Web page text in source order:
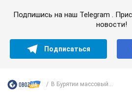
Подпишись на наш Telegram .
новости!
Подписаться
В Бурятии массовый...